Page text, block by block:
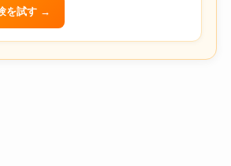
を試す →